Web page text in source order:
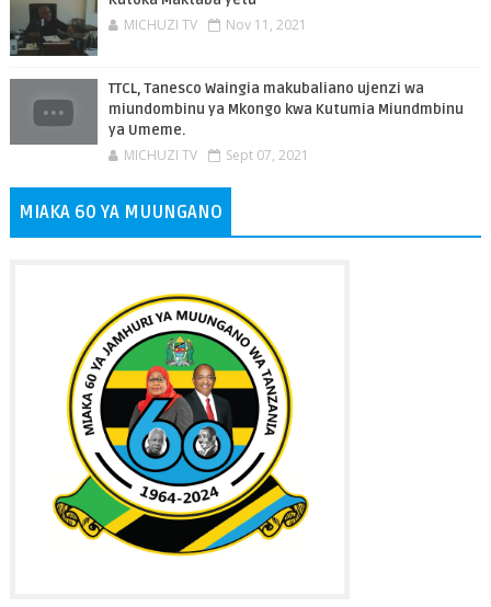
MICHUZI TV Nov 11, 2021
TTCL, Tanesco Waingia makubaliano ujenzi wa
miundombinu ya Mkongo kwa Kutumia Miundmbinu
ya Umeme.
MICHUZI TV Sept 07, 2021
MIAKA 60 YA MUUNGANO